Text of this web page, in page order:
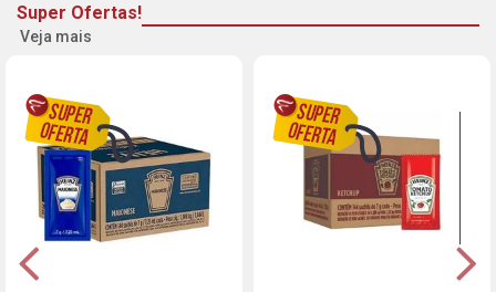
Super Ofertas!
Veja mais